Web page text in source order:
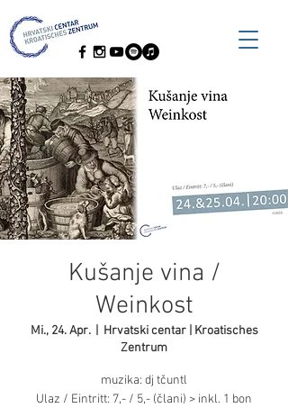
Kušanje vina /
Weinkost
Mi., 24. Apr.
  |
Hrvatski centar | Kroatisches
Zentrum
muzika: dj tčuntl
Ulaz / Eintritt: 7,- / 5,- (člani) > inkl. 1 bon